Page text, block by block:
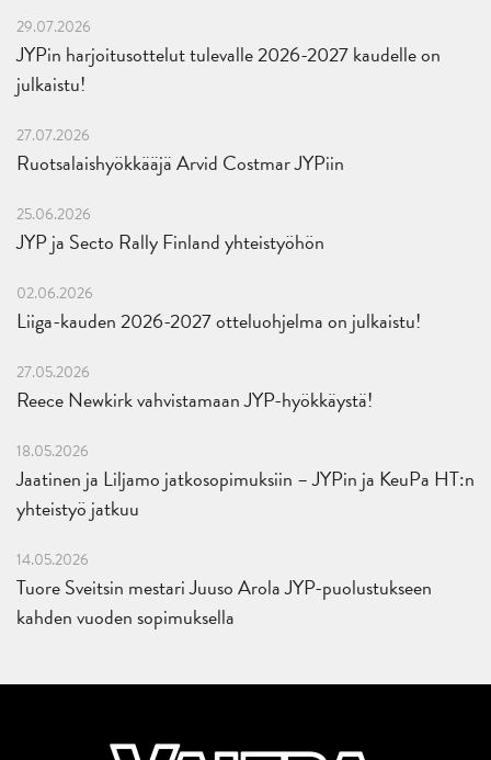
29.07.2026
JYPin harjoitusottelut tulevalle 2026-2027 kaudelle on
julkaistu!
27.07.2026
Ruotsalaishyökkääjä Arvid Costmar JYPiin
25.06.2026
JYP ja Secto Rally Finland yhteistyöhön
02.06.2026
Liiga-kauden 2026-2027 otteluohjelma on julkaistu!
27.05.2026
Reece Newkirk vahvistamaan JYP-hyökkäystä!
18.05.2026
Jaatinen ja Liljamo jatkosopimuksiin – JYPin ja KeuPa HT:n
yhteistyö jatkuu
14.05.2026
Tuore Sveitsin mestari Juuso Arola JYP-puolustukseen
kahden vuoden sopimuksella